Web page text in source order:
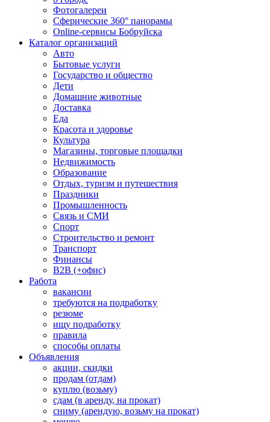
Фотогалереи
Сферические 360° панорамы
Online-сервисы Бобруйска
Каталог организаций
Авто
Бытовые услуги
Государство и общество
Дети
Домашние животные
Доставка
Еда
Красота и здоровье
Культура
Магазины, торговые площадки
Недвижимость
Образование
Отдых, туризм и путешествия
Праздники
Промышленность
Связь и СМИ
Спорт
Строительство и ремонт
Транспорт
Финансы
B2B (+офис)
Работа
вакансии
требуются на подработку
резюме
ищу подработку
правила
способы оплаты
Объявления
акции, скидки
продам (отдам)
куплю (возьму)
сдам (в аренду, на прокат)
сниму (арендую, возьму на прокат)